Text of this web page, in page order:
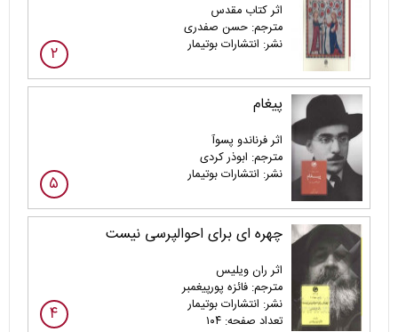
اثر کتاب مقدس
مترجم: حسن صفدری
نشر: انتشارات بوتیمار
۲
پیغام
اثر فرناندو پسوآ
مترجم: ابوذر کردی
نشر: انتشارات بوتیمار
۵
چهره ای برای احوالپرسی نیست
اثر ران ویلیس
مترجم: فائزه پورپیغمبر
نشر: انتشارات بوتیمار
تعداد صفحه: ۱۰۴
۴